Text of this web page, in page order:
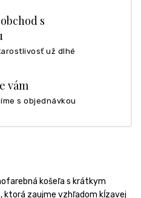
s
už dlhé
vám
s objednávkou
košeľa s krátkym
ktorá zaujme vzhľadom kĺzavej